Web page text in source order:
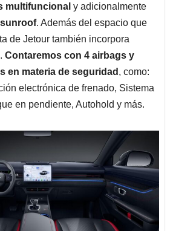
multifuncional y adicionalmente
sunroof. Además del espacio que
de Jetour también incorpora
Contaremos con 4 airbags y
en materia de seguridad , como:
electrónica de frenado, Sistema
en pendiente, Autohold y más.